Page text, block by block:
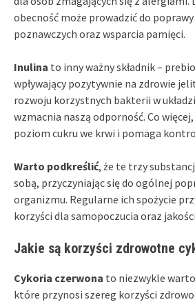
obecność może prowadzić do
poznawczych oraz wsparcia pamięci.
Inulina to inny ważny składnik –
wpływający pozytywnie na zdrowie
rozwoju korzystnych bakterii w
wzmacnia naszą odporność. Co
poziom cukru we krwi i pomaga
Warto podkreślić, że te trzy
sobą, przyczyniając się do ogólnej
organizmu. Regularne ich spożycie
korzyści dla samopoczucia oraz
Jakie są korzyści zdrowotne
Cykoria czerwona to niezwykle
które przynosi szereg korzyści